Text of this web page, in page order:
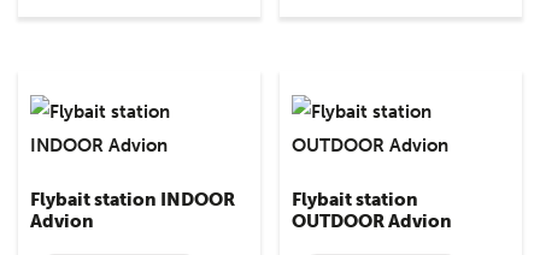
Flybait station INDOOR
Advion
Flybait station
OUTDOOR Advion